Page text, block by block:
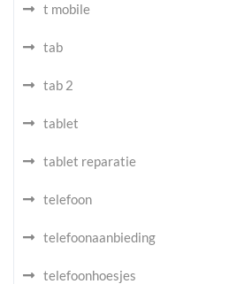
t mobile
tab
tab 2
tablet
tablet reparatie
telefoon
telefoonaanbieding
telefoonhoesjes